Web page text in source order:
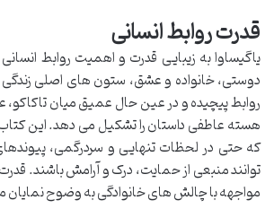
قدرت روابط انسانی
یاگیساوا به زیبایی قدرت و اهمیت روابط
دوستی، خانواده و عشق، ستون های اصلی
روابط پیچیده و در عین حال عمیق میان تاکاکو،
هسته عاطفی داستان را تشکیل می دهد. این کتاب
که حتی در لحظات تنهایی و سردرگمی،
توانند منبعی از حمایت، درک و آرامش باشند.
مواجهه با چالش های خانوادگی به وضوح